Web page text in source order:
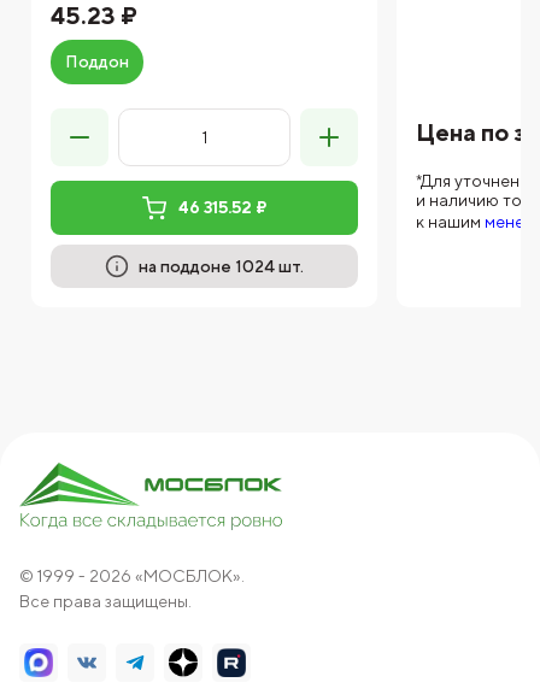
45.23 ₽
Поддон
46 315.52 ₽
на поддоне 1024 шт.
Цена по
*Для
и наличию
к нашим
© 1999 - 2026 «МОСБЛОК».
Все права защищены.